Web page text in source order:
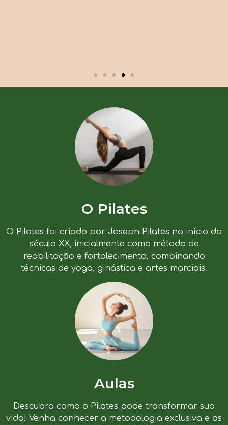
O Pilates
O Pilates foi criado por Joseph Pilates no início do
século XX, inicialmente como método de
reabilitação e fortalecimento, combinando
técnicas de yoga, ginástica e artes marciais.
Aulas
Descubra como o Pilates pode transformar sua
vida! Venha conhecer a metodologia exclusiva e as